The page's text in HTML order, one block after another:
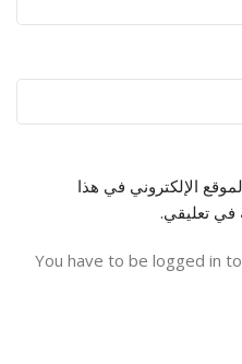
الإلكتروني في هذا
في تعليقي.
You have to be logged in